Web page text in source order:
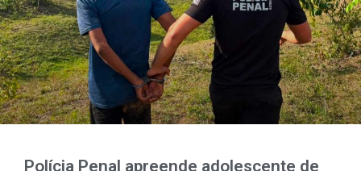
Polícia Penal apreende adolescente de